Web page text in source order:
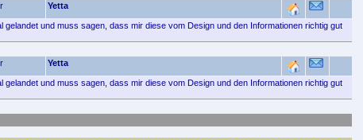
Yetta
gelandet und muss sagen, dass mir diese vom Design und den Informationen richtig gut
Yetta
gelandet und muss sagen, dass mir diese vom Design und den Informationen richtig gut